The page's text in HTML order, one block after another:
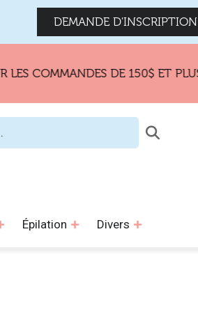
DEMANDE D'INSCRIPTION
DE 150$ ET PLUS !
Épilation Divers